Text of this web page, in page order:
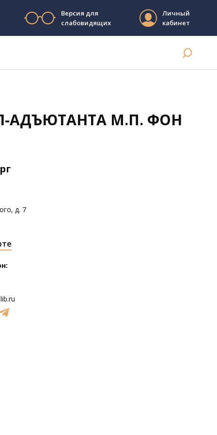
Версия для
слабовидящих
Личный
кабинет
АДЪЮТАНТА М.П. ФОН
д. 7